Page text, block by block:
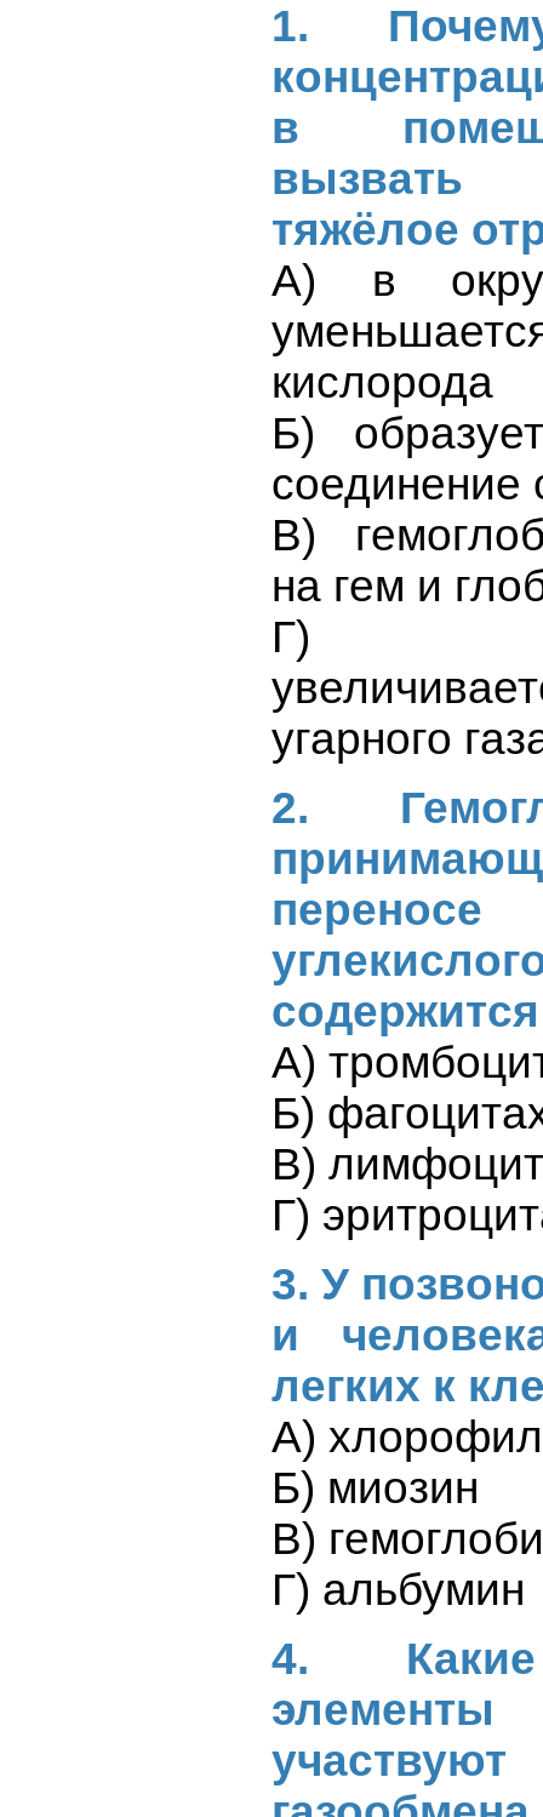
1.
в
тяжёлое
А) в
кислорода
Б)
соединение
В)
на гем и
Г)
угарного
2.
А)
Б)
В)
Г)
3. У
и
легких к
А)
Б) миозин
В)
Г) альбумин
4.
элементы